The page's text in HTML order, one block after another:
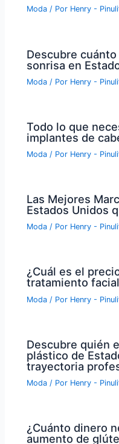
Moda / Por Henry -
Descubre
sonrisa en
Moda / Por Henry -
Todo lo que
implantes de
Moda / Por Henry -
Las Mejores
Estados Unidos
Moda / Por Henry -
¿Cuál es el
tratamiento
Moda / Por Henry -
Descubre quién
plástico de
trayectoria
Moda / Por Henry -
¿Cuánto dinero
aumento de